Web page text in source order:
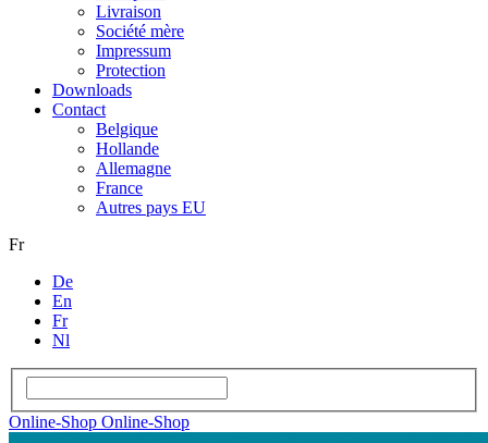
Livraison
Société mère
Impressum
Protection
Downloads
Contact
Belgique
Hollande
Allemagne
France
Autres pays EU
Fr
De
En
Fr
Nl
Online-Shop Online-Shop